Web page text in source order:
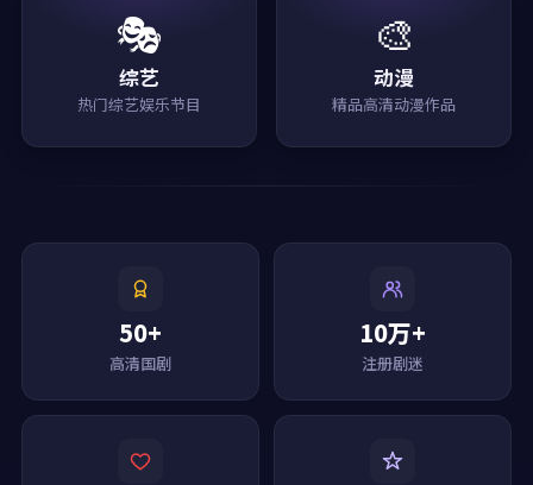
🎭
综艺
热门综艺娱乐节目
🎨
动漫
精品高清动漫作品
50+
高清国剧
10万+
注册剧迷